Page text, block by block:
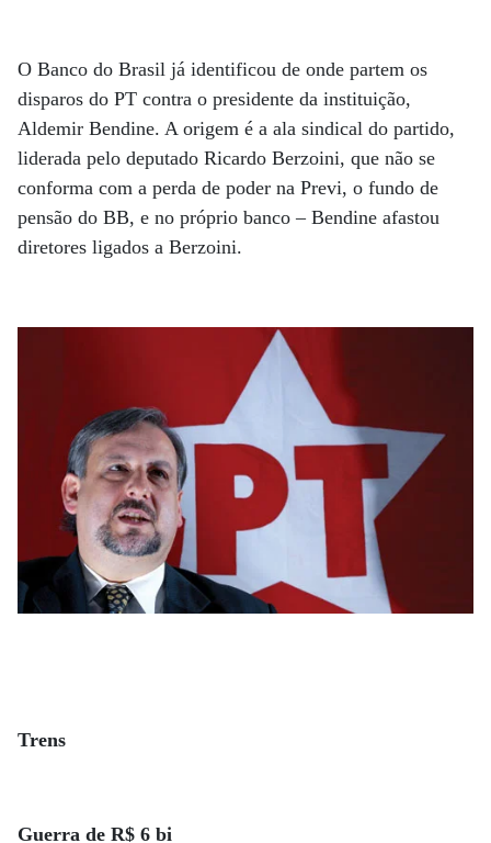
O Banco do Brasil já identificou de onde partem os
disparos do PT contra o presidente da instituição,
Aldemir Bendine. A origem é a ala sindical do partido,
liderada pelo deputado Ricardo Berzoini, que não se
conforma com a perda de poder na Previ, o fundo de
pensão do BB, e no próprio banco – Bendine afastou
diretores ligados a Berzoini.
Trens
Guerra de R$ 6 bi